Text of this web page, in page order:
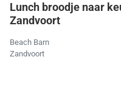
Lunch broodje naar
Zandvoort
Beach Barn
Zandvoort